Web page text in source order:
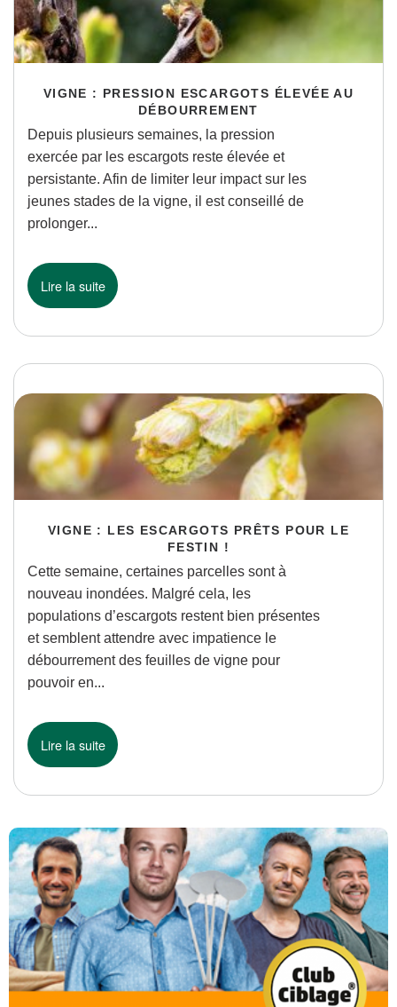
VIGNE : PRESSION ESCARGOTS ÉLEVÉE AU
DÉBOURREMENT
Depuis plusieurs semaines, la pression
exercée par les escargots reste élevée et
persistante. Afin de limiter leur impact sur les
jeunes stades de la vigne, il est conseillé de
prolonger...
Lire la suite
VIGNE : LES ESCARGOTS PRÊTS POUR LE
FESTIN !
Cette semaine, certaines parcelles sont à
nouveau inondées. Malgré cela, les
populations d’escargots restent bien présentes
et semblent attendre avec impatience le
débourrement des feuilles de vigne pour
pouvoir en...
Lire la suite